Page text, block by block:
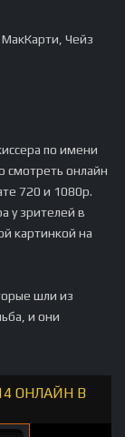
Чейз
по имени
онлайн
720 и 1080p.
у зрителей в
картинкой на
шли из
и они
ОНЛАЙН В